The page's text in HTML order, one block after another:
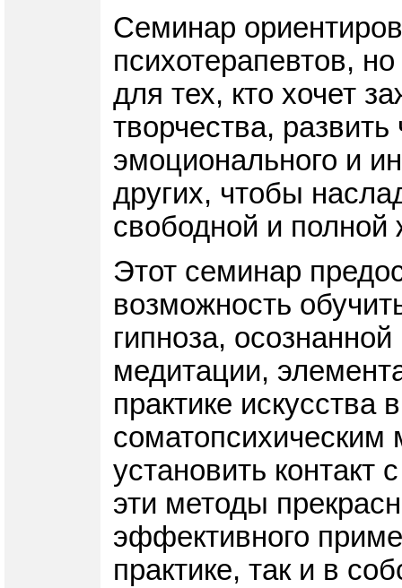
Семинар
психотерапевтов,
для тех, кто хочет
творчества,
эмоционального и
других, чтобы
свободной и полной
Этот семинар
возможность
гипноза,
медитации,
практике искусства
установить
эти методы
эффективного
практике, так и в